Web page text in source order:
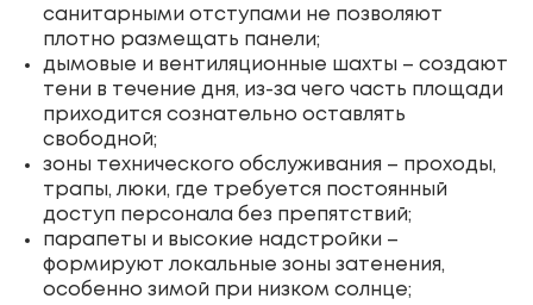
санитарными отступами не позволяют
плотно размещать панели;
дымовые и вентиляционные шахты – создают
тени в течение дня, из-за чего часть площади
приходится сознательно оставлять
свободной;
зоны технического обслуживания – проходы,
трапы, люки, где требуется постоянный
доступ персонала без препятствий;
парапеты и высокие надстройки –
формируют локальные зоны затенения,
особенно зимой при низком солнце;